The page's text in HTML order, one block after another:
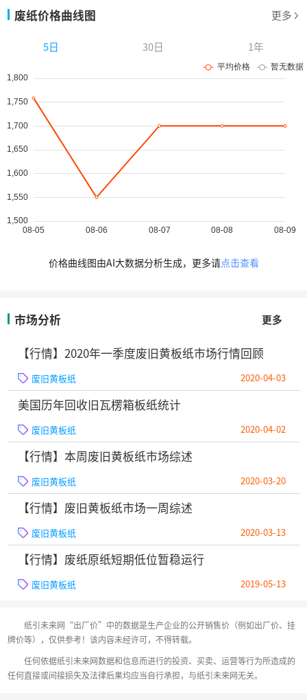
废纸价格曲线图 更多
5日 30日 1年
价格曲线图由AI大数据分析生成，更多请点击查看
市场分析 更多
【行情】2020年一季度废旧黄板纸市场行情回顾
废旧黄板纸 2020-04-03
美国历年回收旧瓦楞箱板纸统计
废旧黄板纸 2020-04-02
【行情】本周废旧黄板纸市场综述
废旧黄板纸 2020-03-20
【行情】废旧黄板纸市场一周综述
废旧黄板纸 2020-03-13
【行情】废纸原纸短期低位暂稳运行
废旧黄板纸 2019-05-13
纸引未来网“出厂价”中的数据是生产企业的公开销售价（例如出厂价、挂
牌价等），仅供参考！该内容未经许可，不得转载。
任何依据纸引未来网数据和信息而进行的投资、买卖、运营等行为所造成的
任何直接或间接损失及法律后果均应当自行承担，与纸引未来网无关。